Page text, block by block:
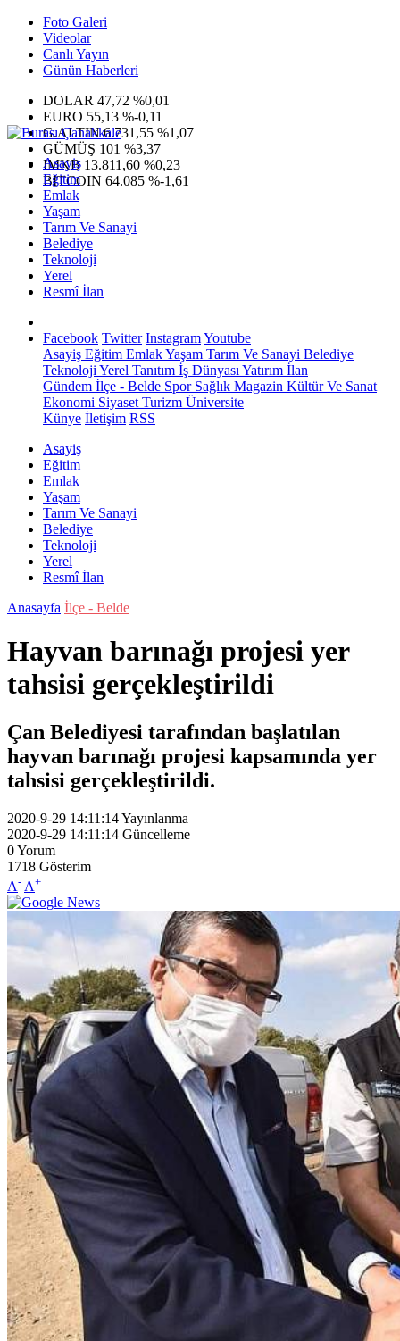
Foto Galeri
Videolar
Canlı Yayın
Günün Haberleri
DOLAR 47,72 %0,01
EURO 55,13 %-0,11
G.ALTIN6.731,55 %1,07
GÜMÜŞ 101 %3,37
IMKB 13.811,60 %0,23
BITCOIN 64.085 %-1,61
Asayiş
Eğitim
Emlak
Yaşam
Tarım Ve Sanayi
Belediye
Teknoloji
Yerel
Resmî İlan
Facebook Twitter InstagramYoutube
Asayiş Eğitim EmlakYaşam Tarım Ve Sanayi Belediye
Teknoloji Yerel Tanıtım İş Dünyası Yatırım İlan
Gündem İlçe - Belde SporSağlık Magazin Kültür Ve Sanat
Ekonomi Siyaset Turizm Üniversite
Künye İletişim RSS
Asayiş
Eğitim
Emlak
Yaşam
Tarım Ve Sanayi
Belediye
Teknoloji
Yerel
Resmî İlan
Anasayfa İlçe - Belde
Hayvan barınağı projesi yer
tahsisi gerçekleştirildi
Çan Belediyesi tarafından başlatılan
hayvan barınağı projesi kapsamında yer
tahsisi gerçekleştirildi.
2020-9-29 14:11:14Yayınlanma
2020-9-29 14:11:14 Güncelleme
0Yorum
1718 Gösterim
A- A+